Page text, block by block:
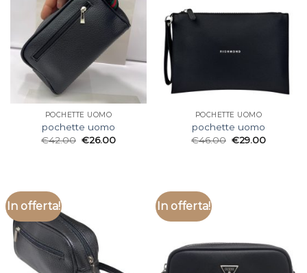
POCHETTE UOMO
pochette uomo
€42.00 €26.00
POCHETTE UOMO
pochette uomo
€46.00 €29.00
In offerta! In offerta!